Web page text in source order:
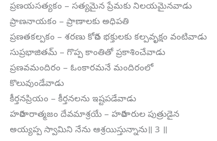
ప్రణయసత్యకం – సత్యమైన ప్రేమకు నిలయమైనవాడు
ప్రాణనాయకం – ప్రాణాలకు అధిపతి
ప్రణతకల్పకం – శరణు కోరిన భక్తులకు కల్పవృక్షం వంటివాడు
సుప్రభాజితమ్ – గొప్ప కాంతితో ప్రకాశించేవాడు
ప్రణవమందిరం – ఓంకారమనే మందిరంలో
కొలువుండేవాడు
కీర్తనప్రియం – కీర్తనలను ఇష్టపడేవాడు
హరిహరాత్మజం దేవమాశ్రయే – హరిహరుల పుత్రుడైన
అయ్యప్ప స్వామిని నేను ఆశ్రయిస్తున్నాను॥ 3 ॥